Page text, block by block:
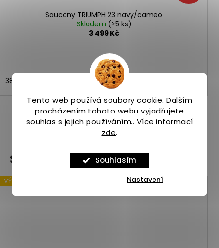
Tento web používá soubory cookie. Dalším
procházením tohoto webu vyjadřujete
souhlas s jejich používáním.. Více informací
zde.
Souhlasím
Nastavení
Saucony TRIUMPH 23 navy/cameo
Skladem (>5 ks)
3 499 Kč
38
ZOBRAZIT VŠECHNY PODOBNÉ PRODUKTY
Související produkty
VÝPRODEJ Kód:S10641-30-085